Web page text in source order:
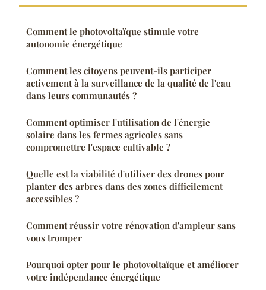
Comment le photovoltaïque stimule votre
autonomie énergétique
Comment les citoyens peuvent-ils participer
activement à la surveillance de la qualité de l'eau
dans leurs communautés ?
Comment optimiser l'utilisation de l'énergie
solaire dans les fermes agricoles sans
compromettre l'espace cultivable ?
Quelle est la viabilité d'utiliser des drones pour
planter des arbres dans des zones difficilement
accessibles ?
Comment réussir votre rénovation d'ampleur sans
vous tromper
Pourquoi opter pour le photovoltaïque et améliorer
votre indépendance énergétique